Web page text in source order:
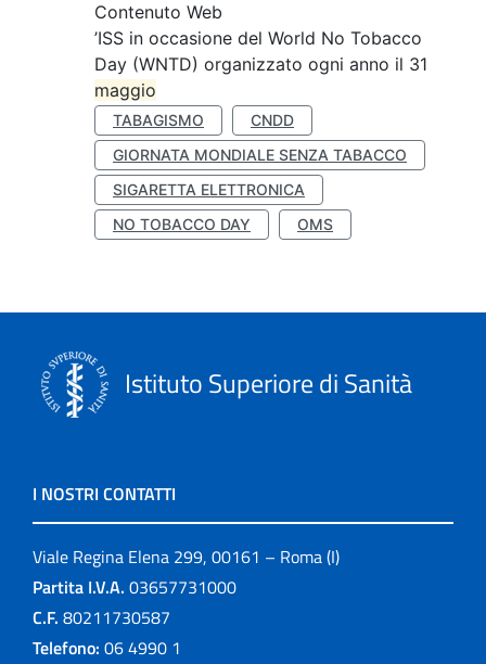
Contenuto Web
’ISS in occasione del World No Tobacco
Day (WNTD) organizzato ogni anno il 31
maggio
TABAGISMO
CNDD
GIORNATA MONDIALE SENZA TABACCO
SIGARETTA ELETTRONICA
NO TOBACCO DAY
OMS
Istituto Superiore di Sanità
I NOSTRI CONTATTI
Viale Regina Elena 299, 00161 – Roma (I)
Partita I.V.A. 03657731000
C.F. 80211730587
Telefono: 06 4990 1